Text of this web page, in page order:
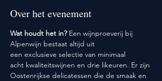
Over het evenement
Wat houdt het in? Een wijnproeverij bij
Alpenwijn bestaat altijd uit
een exclusieve selectie van minimaal
acht kwaliteitswijnen en drie likeuren. Er zijn
Oostenrijkse delicatessen die de smaak en